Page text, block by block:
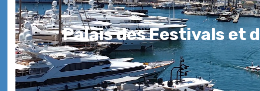
Palais des Festivals et